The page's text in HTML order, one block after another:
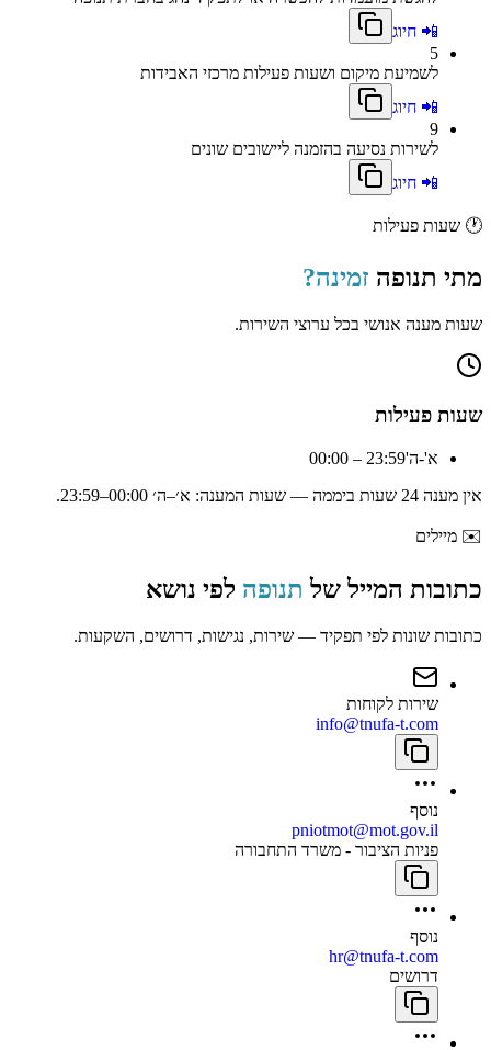
📲 חיוג
5
לשמיעת מיקום ושעות פעילות מרכזי האבידות
📲 חיוג
9
לשירות נסיעה בהזמנה ליישובים שונים
📲 חיוג
🕐 שעות פעילות
מתי תנופה זמינה?
שעות מענה אנושי בכל ערוצי השירות.
שעות פעילות
א'-ה'00:00 – 23:59
אין מענה 24 שעות ביממה — שעות המענה:
א׳–ה׳ 00:00–23:59 .
✉️ מיילים
כתובות המייל של תנופה לפי נושא
כתובות שונות לפי תפקיד — שירות, נגישות, דרושים, השקעות.
שירות לקוחות
info@tnufa-t.com
נוסף
pniotmot@mot.gov.il
פניות הציבור - משרד התחבורה
נוסף
hr@tnufa-t.com
דרושים